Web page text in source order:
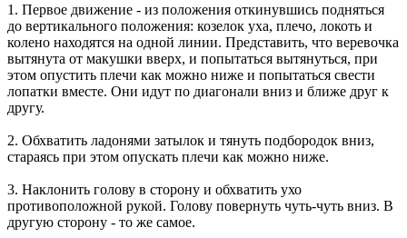
1. Первое движение - из положения откинувшись подняться
до вертикального положения: козелок уха, плечо, локоть и
колено находятся на одной линии. Представить, что веревочка
вытянута от макушки вверх, и попытаться вытянуться, при
этом опустить плечи как можно ниже и попытаться свести
лопатки вместе. Они идут по диагонали вниз и ближе друг к
другу.
2. Обхватить ладонями затылок и тянуть подбородок вниз,
стараясь при этом опускать плечи как можно ниже.
3. Наклонить голову в сторону и обхватить ухо
противоположной рукой. Голову повернуть чуть-чуть вниз. В
другую сторону - то же самое.